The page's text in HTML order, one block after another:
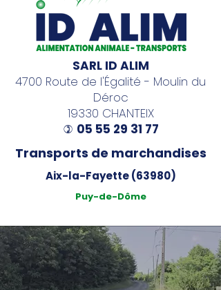
SARL ID ALIM
4700 Route de l'Égalité - Moulin du
Déroc
19330 CHANTEIX
) 05 55 29 31 77
Transports de marchandises
Aix-la-Fayette (63980)
Puy-de-Dôme